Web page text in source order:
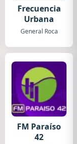
Frecuencia
Urbana
General Roca
FM Paraíso
42